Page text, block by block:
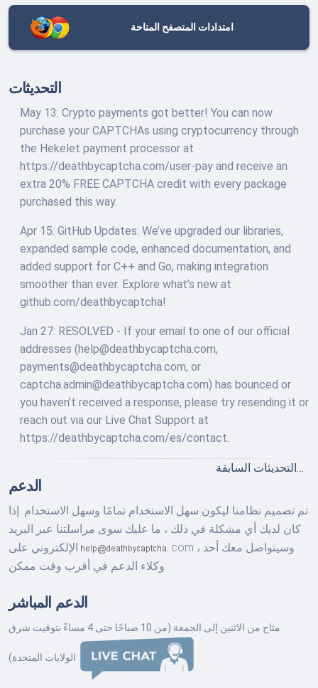
امتدادات المتصفح المتاحة
التحديثات
May 13: Crypto payments got better! You can now
purchase your CAPTCHAs using cryptocurrency through
the Hekelet payment processor at
https://deathbycaptcha.com/user-pay and receive an
extra 20% FREE CAPTCHA credit with every package
purchased this way.
Apr 15: GitHub Updates: We’ve upgraded our libraries,
expanded sample code, enhanced documentation, and
added support for C++ and Go, making integration
smoother than ever. Explore what’s new at
github.com/deathbycaptcha!
Jan 27: RESOLVED - If your email to one of our official
addresses (help@deathbycaptcha.com,
payments@deathbycaptcha.com, or
captcha.admin@deathbycaptcha.com) has bounced or
you haven’t received a response, please try resending it or
reach out via our Live Chat Support at
https://deathbycaptcha.com/es/contact.
التحديثات السابقة…
الدعم
تم تصميم نظامنا ليكون سهل الاستخدام تمامًا وسهل الاستخدام. إذا
كان لديك أي مشكلة في ذلك ، ما عليك سوى مراسلتنا عبر البريد
com ، وسيتواصل معك أحد
وكلاء الدعم في أقرب وقت ممكن.
الدعم المباشر
متاح من الاثنين إلى الجمعة (من 10 صباحًا حتى 4 مساءً بتوقيت شرق
الولايات المتحدة)